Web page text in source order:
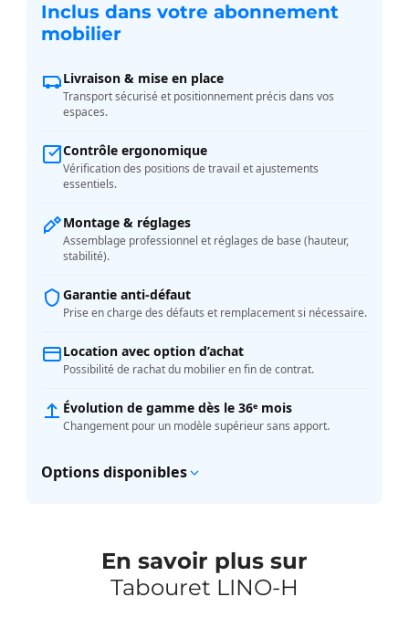
Inclus dans votre abonnement
mobilier
Livraison & mise en place
Transport sécurisé et positionnement précis dans vos
espaces.
Contrôle ergonomique
Vérification des positions de travail et ajustements
essentiels.
Montage & réglages
Assemblage professionnel et réglages de base (hauteur,
stabilité).
Garantie anti-défaut
Prise en charge des défauts et remplacement si nécessaire.
Location avec option d’achat
Possibilité de rachat du mobilier en fin de contrat.
Évolution de gamme dès le 36ᵉ mois
Changement pour un modèle supérieur sans apport.
Options disponibles
En savoir plus sur
Tabouret LINO-H